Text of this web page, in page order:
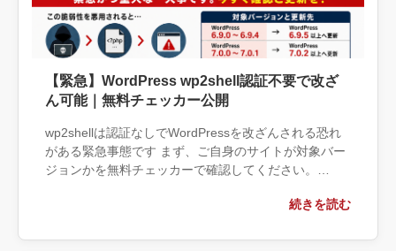
【緊急】WordPress wp2shell認証不要で改ざ
ん可能｜無料チェッカー公開
wp2shellは認証なしでWordPressを改ざんされる恐れ
がある緊急事態です まず、ご自身のサイトが対象バー
ジョンかを無料チェッカーで確認してください。
続きを読む